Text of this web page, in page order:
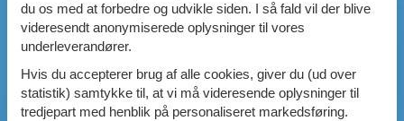
du os med at forbedre og udvikle siden. I så fald vil der blive
videresendt anonymiserede oplysninger til vores
underleverandører.
Hvis du accepterer brug af alle cookies, giver du (ud over
statistik) samtykke til, at vi må videresende oplysninger til
tredjepart med henblik på personaliseret markedsføring.